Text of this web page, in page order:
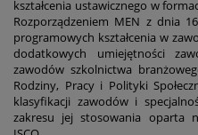
kształcenia ustawicznego w
Rozporządzeniem MEN z dnia
programowych kształcenia w
dodatkowych umiejętności
zawodów szkolnictwa
Rodziny, Pracy i Polityki
klasyfikacji zawodów i
zakresu jej stosowania oparta